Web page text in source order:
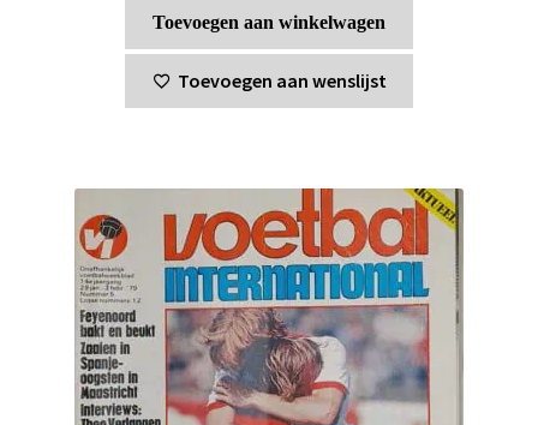
Toevoegen aan winkelwagen
Toevoegen aan wenslijst